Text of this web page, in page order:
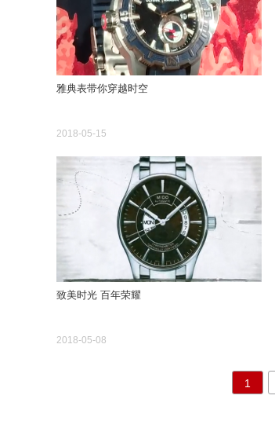
雅典表带你穿越时空
2018-05-15
致美时光 百年荣耀
2018-05-08
1